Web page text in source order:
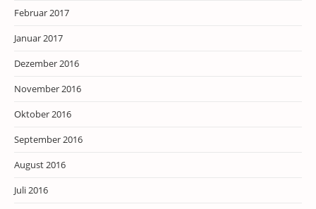
Februar 2017
Januar 2017
Dezember 2016
November 2016
Oktober 2016
September 2016
August 2016
Juli 2016